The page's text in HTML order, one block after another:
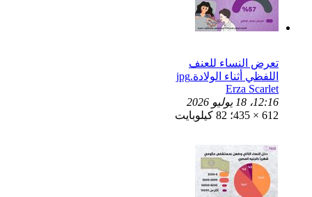
تعرض النساء للعنف
اللفظي أثناء الولادة.jpg
Erza Scarlet
12:16، 18 يوليو 2026
612 × 435؛ 82 كيلوبايت